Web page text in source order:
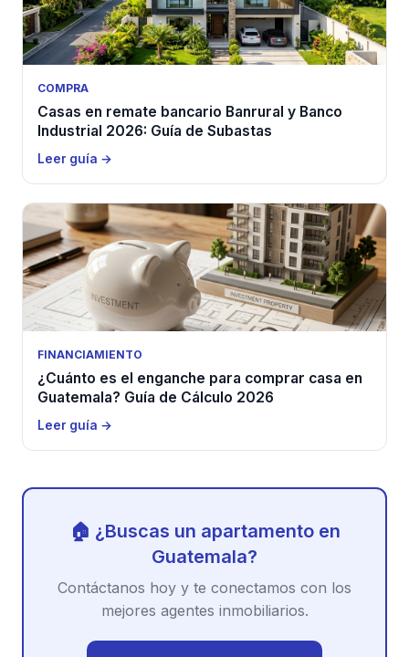
COMPRA
Casas en remate bancario Banrural y Banco
Industrial 2026: Guía de Subastas
Leer guía →
FINANCIAMIENTO
¿Cuánto es el enganche para comprar casa en
Guatemala? Guía de Cálculo 2026
Leer guía →
🏠 ¿Buscas un apartamento en
Guatemala?
Contáctanos hoy y te conectamos con los
mejores agentes inmobiliarios.